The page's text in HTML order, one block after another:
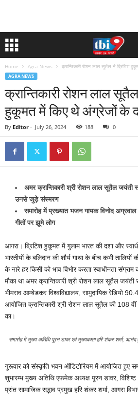
Home Agra News क्रान्तिकारी रोशन लाल सूतैल ने ब्रिटिश
AGRA NEWS
क्रान्तिकारी रोशन लाल
हुकूमत में किए थे अंग्रेजों के
By Editor - July 26, 2024 188 0
अमर क्रान्तिकारी श्री रोशन लाल सूतैल जयंती
उनसे जुड़े संस्मरण
समारोह में प्रख्यात भजन गायक विनोद
गीतों पर झूमे लोग
आगरा। ब्रिटिश हुकूमत में गुलाम भारत की दशा और
भारतीयों के बलिदान की शौर्य गाथा के बीच कभी
के नारे हर किसी को भाव विभोर करता स्वाधीनता संग्राम
मौका था अमर क्रान्तिकारी श्री रोशन लाल सूतैल जयंती
भीमराव आम्बेडकर विश्वविद्यालय, सामुदायिक रेडियो
आयोजित क्रान्तिकारी श्री रोशन लाल सूतैल की 108
का।
समारोह में मुख्य अतिथि पूरन डावर एवं मुख्यवक्ता हरि शंकर शर्मा,
गुरूवार को संस्कृति भवन ऑडिटोरियम में आयोजित हुए
शुभारम्भ मुख्य अतिथि एफमेक अध्यक्ष पूरन डावर,
प्रांत सामाजिक सद्भाव प्रमुख हरि शंकर शर्मा, आगरा